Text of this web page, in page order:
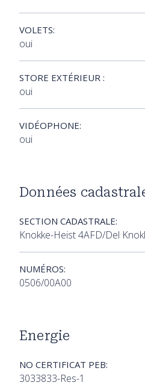
VOLETS:
oui
STORE EXTÉRIEUR :
oui
VIDÉOPHONE:
oui
Données
SECTION CADASTRALE:
Knokke-Heist 4AFD/Del
NUMÉROS:
0506/00A00
Energie
NO CERTIFICAT PEB:
3033833-Res-1